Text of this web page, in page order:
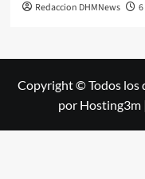
Redaccion DHMNews
Copyright © Todos los
por Hosting3m |